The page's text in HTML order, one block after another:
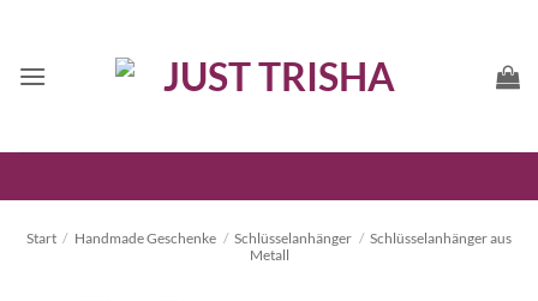
springen
Start / Handmade Geschenke / Schlüsselanhänger / Schlüsselanhänger aus
Metall